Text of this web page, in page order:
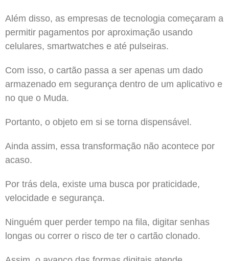
Além disso, as empresas de tecnologia começaram a
permitir pagamentos por aproximação usando
celulares, smartwatches e até pulseiras.
Com isso, o cartão passa a ser apenas um dado
armazenado em segurança dentro de um aplicativo e
no que o Muda.
Portanto, o objeto em si se torna dispensável.
Ainda assim, essa transformação não acontece por
acaso.
Por trás dela, existe uma busca por praticidade,
velocidade e segurança.
Ninguém quer perder tempo na fila, digitar senhas
longas ou correr o risco de ter o cartão clonado.